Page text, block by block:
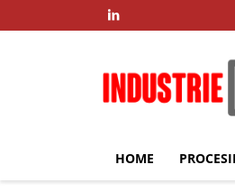

HOME